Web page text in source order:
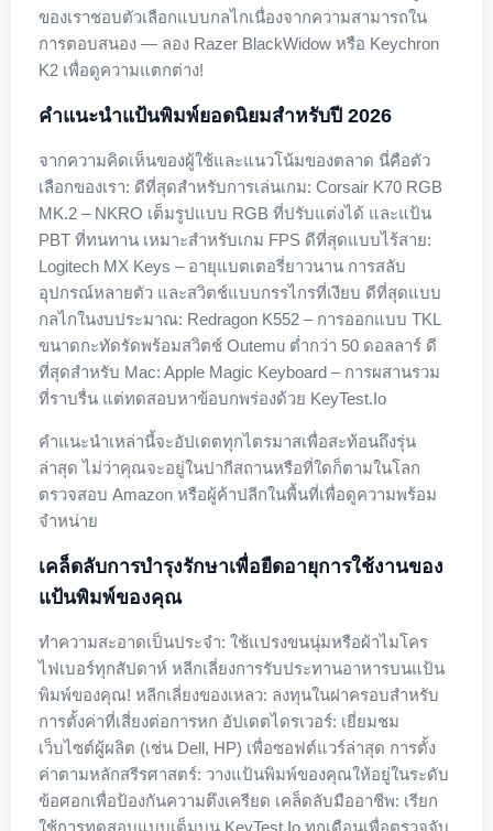
ของเราชอบตัวเลือกแบบกลไกเนื่องจากความสามารถใน
การตอบสนอง — ลอง Razer BlackWidow หรือ Keychron
K2 เพื่อดูความแตกต่าง!
คำแนะนำแป้นพิมพ์ยอดนิยมสำหรับปี 2026
จากความคิดเห็นของผู้ใช้และแนวโน้มของตลาด นี่คือตัว
เลือกของเรา: ดีที่สุดสำหรับการเล่นเกม: Corsair K70 RGB
MK.2 – NKRO เต็มรูปแบบ RGB ที่ปรับแต่งได้ และแป้น
PBT ที่ทนทาน เหมาะสำหรับเกม FPS ดีที่สุดแบบไร้สาย:
Logitech MX Keys – อายุแบตเตอรี่ยาวนาน การสลับ
อุปกรณ์หลายตัว และสวิตช์แบบกรรไกรที่เงียบ ดีที่สุดแบบ
กลไกในงบประมาณ: Redragon K552 – การออกแบบ TKL
ขนาดกะทัดรัดพร้อมสวิตช์ Outemu ต่ำกว่า 50 ดอลลาร์ ดี
ที่สุดสำหรับ Mac: Apple Magic Keyboard – การผสานรวม
ที่ราบรื่น แต่ทดสอบหาข้อบกพร่องด้วย KeyTest.io
คำแนะนำเหล่านี้จะอัปเดตทุกไตรมาสเพื่อสะท้อนถึงรุ่น
ล่าสุด ไม่ว่าคุณจะอยู่ในปากีสถานหรือที่ใดก็ตามในโลก
ตรวจสอบ Amazon หรือผู้ค้าปลีกในพื้นที่เพื่อดูความพร้อม
จำหน่าย
เคล็ดลับการบำรุงรักษาเพื่อยืดอายุการใช้งานของ
แป้นพิมพ์ของคุณ
ทำความสะอาดเป็นประจำ: ใช้แปรงขนนุ่มหรือผ้าไมโคร
ไฟเบอร์ทุกสัปดาห์ หลีกเลี่ยงการรับประทานอาหารบนแป้น
พิมพ์ของคุณ! หลีกเลี่ยงของเหลว: ลงทุนในฝาครอบสำหรับ
การตั้งค่าที่เสี่ยงต่อการหก อัปเดตไดรเวอร์: เยี่ยมชม
เว็บไซต์ผู้ผลิต (เช่น Dell, HP) เพื่อซอฟต์แวร์ล่าสุด การตั้ง
ค่าตามหลักสรีรศาสตร์: วางแป้นพิมพ์ของคุณให้อยู่ในระดับ
ข้อศอกเพื่อป้องกันความตึงเครียด เคล็ดลับมืออาชีพ: เรียก